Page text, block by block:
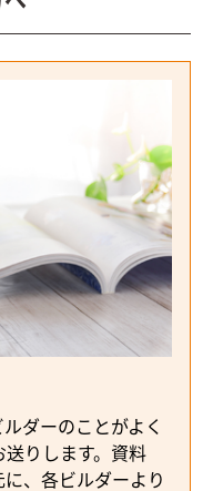
ダーのことがよく
りします。資料
、各ビルダーより